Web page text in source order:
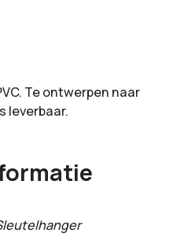
Te ontwerpen naar
leverbaar.